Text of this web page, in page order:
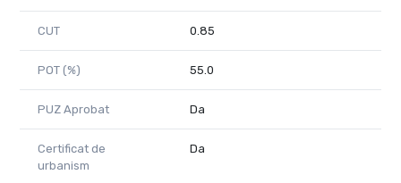
CUT 0.85
POT (%) 55.0
PUZ Aprobat Da
Certificat de
urbanism
Da